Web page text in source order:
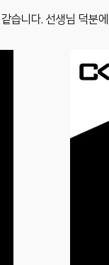
습니다. 선생님 덕분